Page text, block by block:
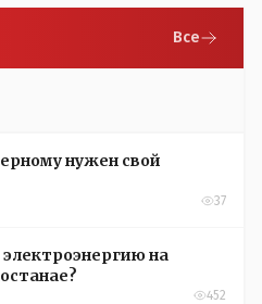
Все
нужен свой
37
на
452